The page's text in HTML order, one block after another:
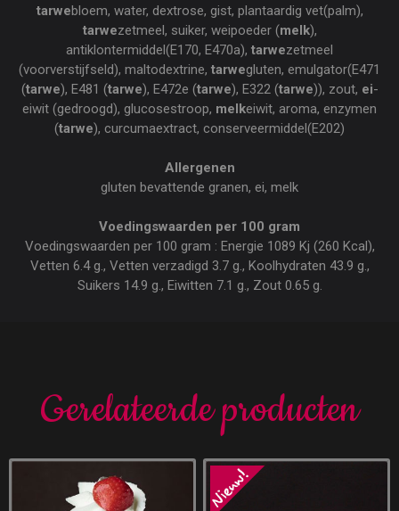
tarwebloem, water, dextrose, gist, plantaardig vet(palm),
tarwezetmeel, suiker, weipoeder (melk),
antiklontermiddel(E170, E470a), tarwezetmeel
(voorverstijfseld), maltodextrine, tarwegluten, emulgator(E471
(tarwe), E481 (tarwe), E472e (tarwe), E322 (tarwe)), zout, ei-
eiwit (gedroogd), glucosestroop, melkeiwit, aroma, enzymen
(tarwe), curcumaextract, conserveermiddel(E202)
Allergenen
gluten bevattende granen, ei, melk
Voedingswaarden per 100 gram
Voedingswaarden per 100 gram : Energie 1089 Kj (260 Kcal),
Vetten 6.4 g., Vetten verzadigd 3.7 g., Koolhydraten 43.9 g.,
Suikers 14.9 g., Eiwitten 7.1 g., Zout 0.65 g.
Gerelateerde producten